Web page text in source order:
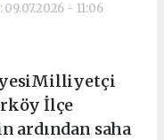
- 11:06
İlçe
ardından saha